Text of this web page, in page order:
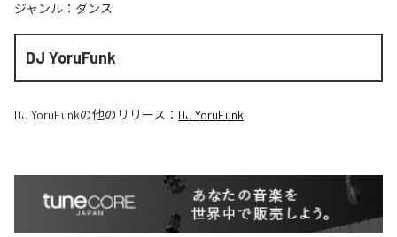
ジャンル： ダンス
DJ YoruFunk
DJ YoruFunkの他のリリース： DJ YoruFunk